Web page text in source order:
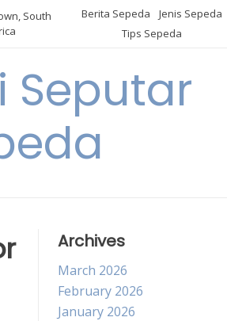
South
Berita Sepeda
Jenis Sepeda
Tips Sepeda
Seputar
Archives
March 2026
February 2026
January 2026